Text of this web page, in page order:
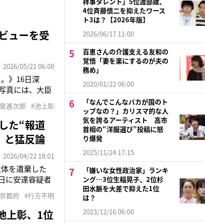
ューを受
2026/05/21 06:00
》16日深
真には、大臣
は…わかります
進次郎 #池上彰
た“報道
と猛反論
2026/04/22 18:01
を遺棄した
に安達容疑者
ているとい
都府 #行方不明
上彰、1位
4位斉藤慎二を抑えたワース
ト3は？【2026年版】
2026/06/17 11:00
百恵さんの介護支える友和の
覚悟「妻を楽にするのが夫の
務め」
2020/01/22 06:00
「なんでこんなバカが国のト
ップなの？」カリスマ的な人
気を誇るアーティスト 高市
首相の“洋服選び”投稿に怒
り爆発
2025/11/24 17:15
「嫌いな女性政治家」ランキ
ング…3位生稲晃子、2位杉
田水脈を大差で抑えた1位
は？
2023/12/16 06:00